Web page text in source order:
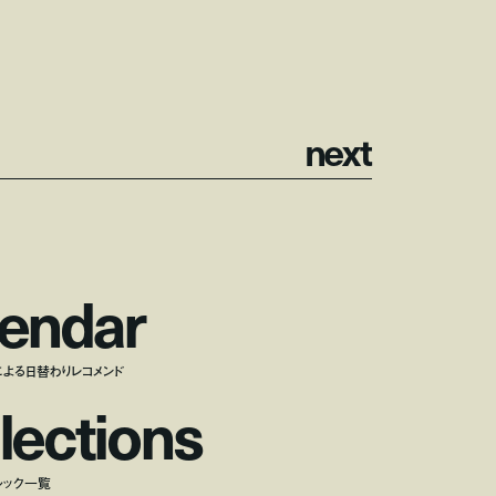
next
ndar
る日替わりレコメンド
ections
ック一覧